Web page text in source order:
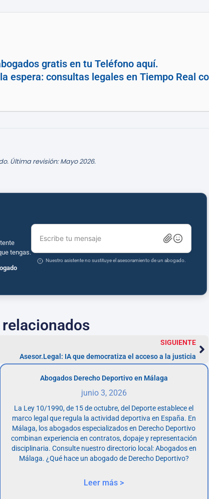
gratis en tu Teléfono aquí.
espera: consultas legales en Tiempo Real
Última revisión: Mayo 2026.
tengas.
Escribe tu mensaje
Nuestro asistente no sustituye el asesoramiento de un abogado.
SIGUIENTE
Asesor.Legal: IA que democratiza el acceso a la justicia
Abogados Derecho Deportivo en Málaga
junio 3, 2026
La Ley 10/1990, de 15 de octubre, del Deporte establece el
marco legal que regula la actividad deportiva en España. En
Málaga, los abogados especializados en Derecho Deportivo
combinan experiencia en contratos, dopaje y representación
disciplinaria. Consulte nuestro directorio local: Abogados en
Málaga. ¿Qué hace un abogado de Derecho Deportivo?
Leer más >